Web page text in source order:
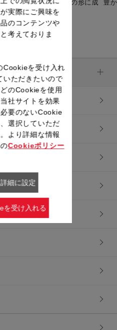
甘いパン。バゲットの形に成
豊
実際にご興味を
のコンテンツや
考えておりま
Cookieを受け入れ
いただきたいので
のCookieを使用
社サイトを効果
要のないCookie
選択していただ
より詳細な情報
Cookieポリシー
細に設定
を受け入れる